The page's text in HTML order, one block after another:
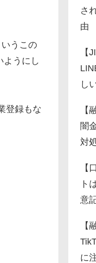
いうこの
ようにし
登録もな
さ
由
【
し
【
闇
対
【
ト
意
【
に